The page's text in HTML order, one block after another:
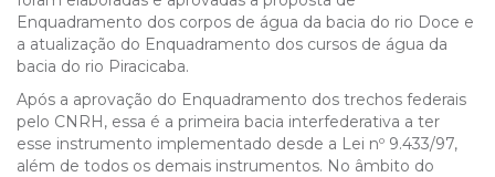
Enquadramento dos corpos de água da bacia do rio Doce e
a atualização do Enquadramento dos cursos de água da
bacia do rio Piracicaba.
Após a aprovação do Enquadramento dos trechos federais
pelo CNRH, essa é a primeira bacia interfederativa a ter
esse instrumento implementado desde a Lei nº 9.433/97,
além de todos os demais instrumentos. No âmbito do